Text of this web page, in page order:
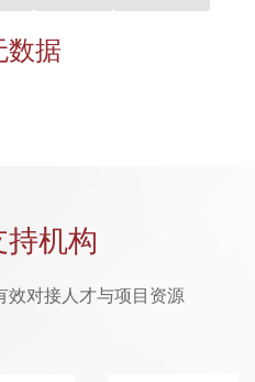
数据
机构
效对接人才与项目资源